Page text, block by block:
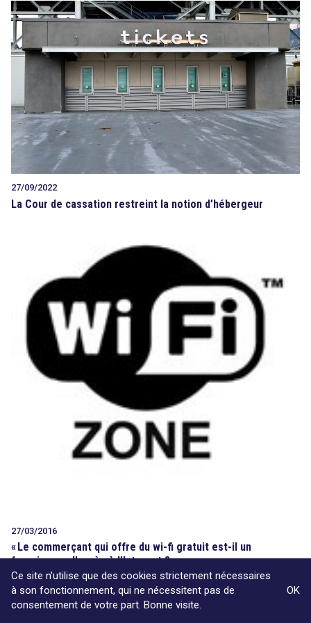
27/09/2022
La Cour de cassation restreint la notion d’hébergeur
27/03/2016
«Le commerçant qui offre du wi-fi gratuit est-il un
fournisseur d’accès à l’Internet ?
Ce site n'utilise que des cookies strictement nécessaires
à son fonctionnement, qui ne nécessitent pas de
consentement de votre part. Bonne visite.
OK